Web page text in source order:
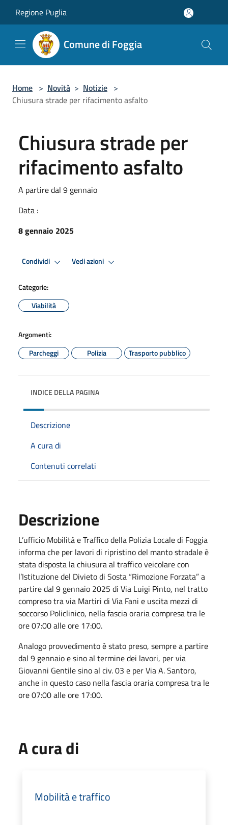
Regione Puglia
Comune di Foggia
Home > Novità > Notizie >
Chiusura strade per rifacimento asfalto
Chiusura strade per
rifacimento asfalto
A partire dal 9 gennaio
Data :
8 gennaio 2025
Condividi Vedi azioni
Categorie:
Viabilità
Argomenti:
Parcheggi
Polizia Trasporto pubblico
INDICE DELLA PAGINA
Descrizione
A cura di
Contenuti correlati
Descrizione
L’ufficio Mobilità e Traffico della Polizia Locale di Foggia
informa che per lavori di ripristino del manto stradale è
stata disposta la chiusura al traffico veicolare con
l’Istituzione del Divieto di Sosta “Rimozione Forzata” a
partire dal 9 gennaio 2025 di Via Luigi Pinto, nel tratto
compreso tra via Martiri di Via Fani e uscita mezzi di
soccorso Policlinico, nella fascia oraria compresa tra le
ore 07:00 alle ore 17:00.
Analogo provvedimento è stato preso, sempre a partire
dal 9 gennaio e sino al termine dei lavori, per via
Giovanni Gentile sino al civ. 03 e per Via A. Santoro,
anche in questo caso nella fascia oraria compresa tra le
ore 07:00 alle ore 17:00.
A cura di
Mobilità e traffico